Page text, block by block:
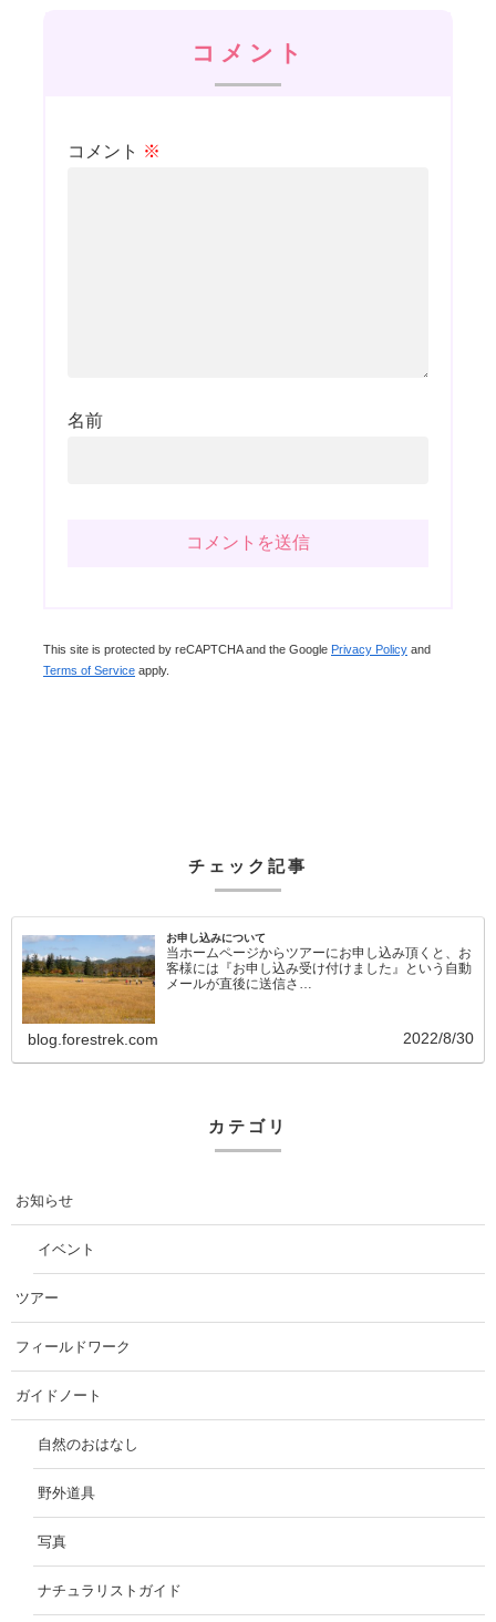
コメント
コメント ※
名前
This site is protected by reCAPTCHA and the Google Privacy Policy and
Terms of Service apply.
チェック記事
お申し込みについて
当ホームページからツアーにお申し込み頂くと、お
客様には『お申し込み受け付けました』という自動
メールが直後に送信さ…
blog.forestrek.com 2022/8/30
カテゴリ
お知らせ
イベント
ツアー
フィールドワーク
ガイドノート
自然のおはなし
野外道具
写真
ナチュラリストガイド